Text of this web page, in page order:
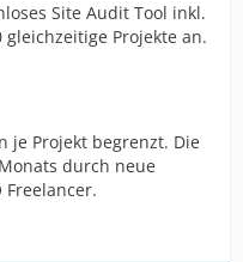
Site Audit Tool inkl.
gleichzeitige Projekte an.
je Projekt begrenzt. Die
durch neue